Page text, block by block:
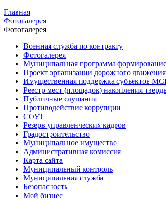
Главная
Фотогалерея
Фотогалерея
Военная служба по контракту
Фотогалерея
Муниципальная программа
Проект организации дорожного
Имущественная поддержка субъектов
Реестр мест (площадок) накопления
Публичные слушания
Противодействие коррупции
СОУТ
Резерв управленческих кадров
Градостроительство
Муниципальное имущество
Административная комиссия
Карта сайта
Муниципальный контроль
Муниципальная служба
Безопасность
Мой бизнес